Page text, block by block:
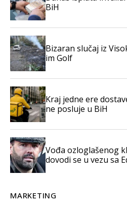
BiH
Bizaran slučaj iz
im Golf
Kraj jedne ere
ne posluje u BiH
Vođa ozloglašenog
dovodi se u vezu sa
MARKETING